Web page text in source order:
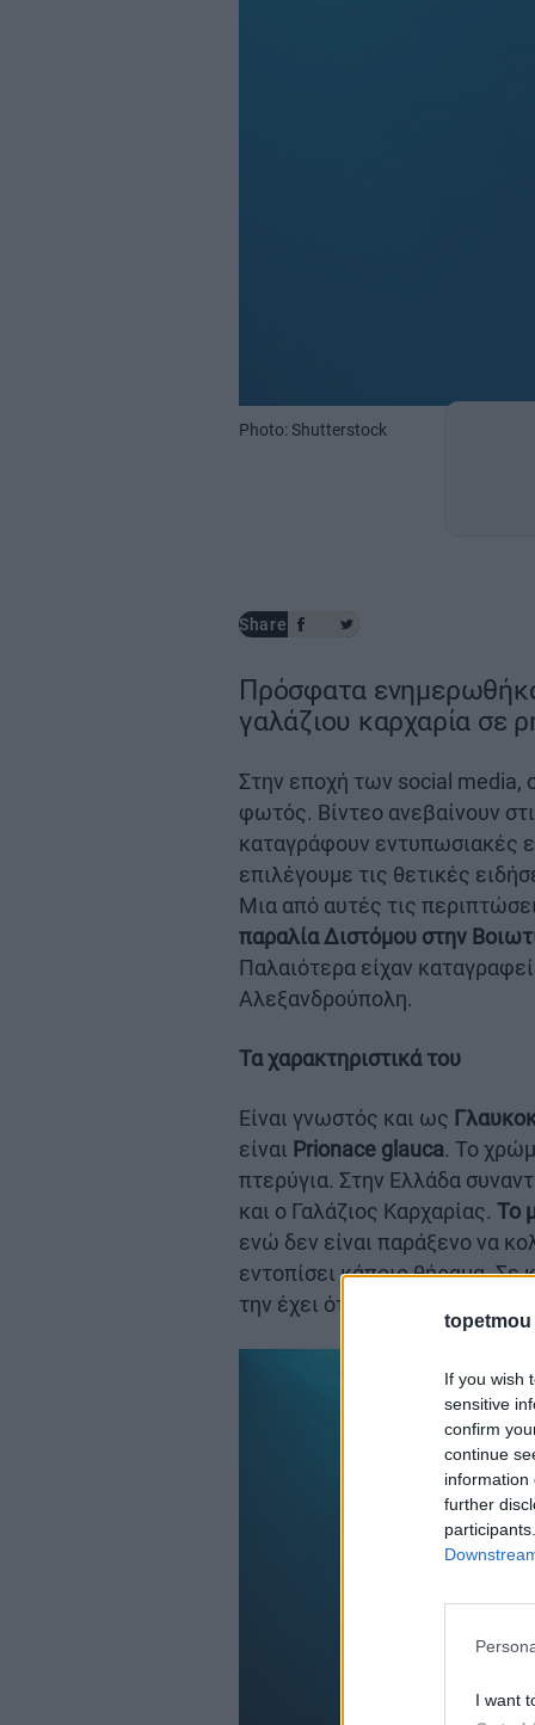
topetmou
If you wish
sensitive
confirm
continue
information
further
I want
Photo: Shutterstock
Share
Πρόσφατα
γαλάζιου καρχαρία σε
Στην εποχή των social media,
φωτός. Βίντεο ανεβαίνουν
καταγράφουν εντυπωσιακές
επιλέγουμε τις θετικές
Μια από αυτές τις
παραλία Διστόμου στην
Παλαιότερα είχαν
Αλεξανδρούπολη.
Τα χαρακτηριστικά του
Είναι γνωστός και ως
είναι Prionace glauca. Το
πτερύγια. Στην Ελλάδα
και ο Γαλάζιος Καρχαρίας. Το
ενώ δεν είναι παράξενο να
εντοπίσει κάποιο θήραμα. Σε
την έχει όταν είναι